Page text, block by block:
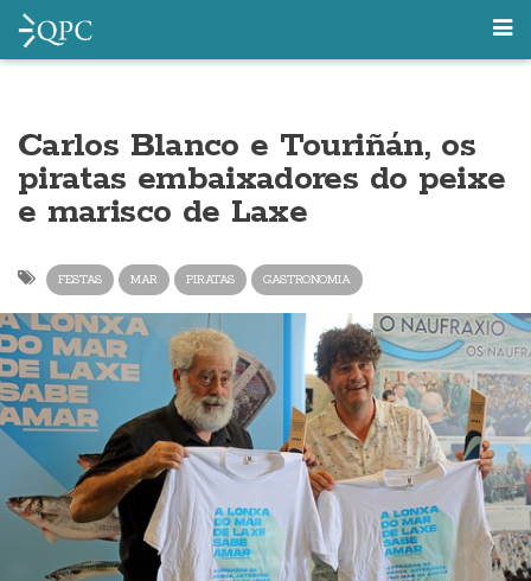
Carlos Blanco e Touriñán, os
piratas embaixadores do peixe
e marisco de Laxe
FESTAS MAR PIRATAS GASTRONOMIA